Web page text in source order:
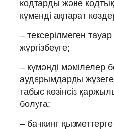
кодтарды және
күмәнді ақпарат
– тексерілмеген
жүргізбеуге;
– күмәнді мәмілелер
аударымдарды
табыс көзінсіз
болуға;
– банкинг